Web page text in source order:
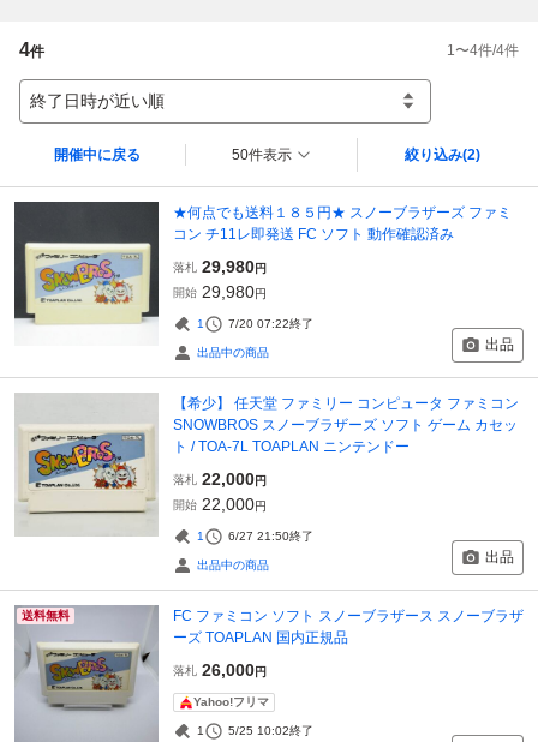
4件 1 〜4件/4件
終了日時が近い順
開催中に戻る 50件表示 絞り込み(2)
★何点でも送料１８５円★ スノーブラザーズ ファミ
コン チ11レ即発送 FC ソフト 動作確認済み
落札 29,980円
開始 29,980円
1 7/20 07:22終了
出品中の商品 出品
【希少】 任天堂 ファミリー コンピュータ ファミコン
SNOWBROS スノーブラザーズ ソフト ゲーム カセッ
ト / TOA-7L TOAPLAN ニンテンドー
落札 22,000円
開始 22,000円
1 6/27 21:50終了
出品中の商品 出品
送料無料
FC ファミコン ソフト スノーブラザース スノーブラザ
ーズ TOAPLAN 国内正規品
落札 26,000円
Yahoo!フリマ
1 5/25 10:02終了